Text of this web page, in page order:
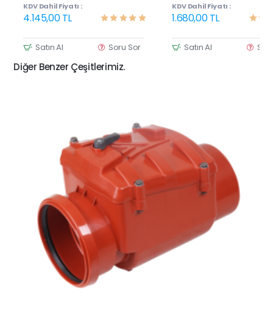
KDV Dahil Fiyatı :
4.145,00 TL
Satın Al Soru Sor
KDV Dahil Fiyatı :
1.680,00 TL
Satın Al
Diğer Benzer Çeşitlerimiz.